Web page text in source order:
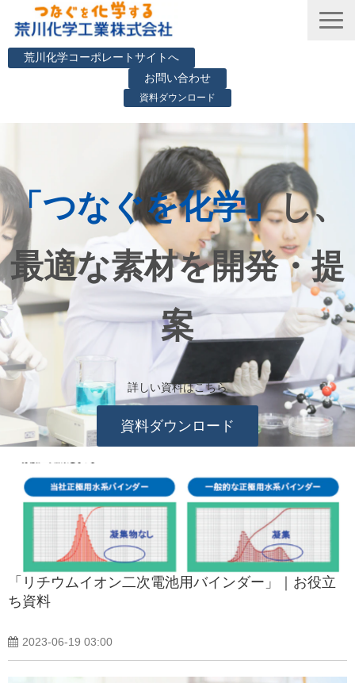
荒川化学コーポレートサイトへ
お問い合わせ
資料ダウンロード
お知らせ
選ばれる理由
技術・事例紹介
技術資料DLサイト
技術資料DLサイト (English)
つぶやき
よくあるご質問
「つなぐを化学」し、
最適な素材を開発・提
案
詳しい資料はこちら
資料ダウンロード
「リチウムイオン二次電池用バインダー」｜お役立
ち資料
2023-06-19 03:00